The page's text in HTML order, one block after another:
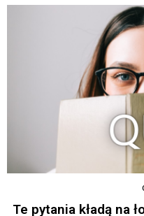
Te pytania kładą na